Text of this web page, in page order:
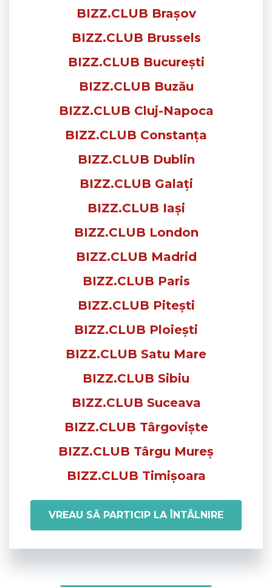
BIZZ.CLUB Brașov
BIZZ.CLUB Brussels
BIZZ.CLUB București
BIZZ.CLUB Buzău
BIZZ.CLUB Cluj-Napoca
BIZZ.CLUB Constanța
BIZZ.CLUB Dublin
BIZZ.CLUB Galați
BIZZ.CLUB Iași
BIZZ.CLUB London
BIZZ.CLUB Madrid
BIZZ.CLUB Paris
BIZZ.CLUB Pitești
BIZZ.CLUB Ploiești
BIZZ.CLUB Satu Mare
BIZZ.CLUB Sibiu
BIZZ.CLUB Suceava
BIZZ.CLUB Târgoviște
BIZZ.CLUB Târgu Mureș
BIZZ.CLUB Timișoara
VREAU SĂ PARTICIP LA ÎNTÂLNIRE